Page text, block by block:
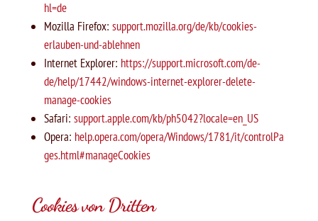
hl=de
Mozilla Firefox: support.mozilla.org/de/kb/cookies-
erlauben-und-ablehnen
Internet Explorer: https://support.microsoft.com/de-
de/help/17442/windows-internet-explorer-delete-
manage-cookies
Safari: support.apple.com/kb/ph5042?locale=en_US
Opera: help.opera.com/opera/Windows/1781/it/controlPa
ges.html#manageCookies
Cookies von Dritten